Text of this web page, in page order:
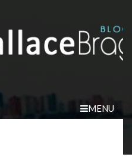
MENU